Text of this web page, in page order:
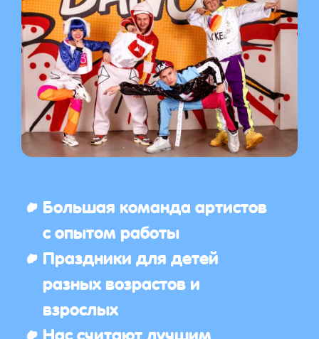
Большая команда артистов
с опытом работы
Праздники для детей
разных возрастов и
взрослых